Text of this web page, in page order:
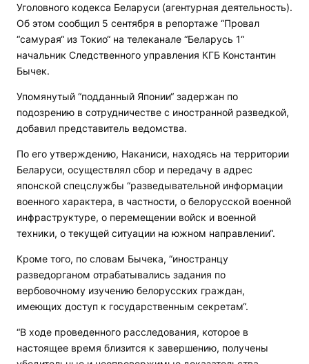
Уголовного кодекса Беларуси (агентурная деятельность).
Об этом сообщил 5 сентября в репортаже “Провал
“самурая“ из Токио“ на телеканале “Беларусь 1“
начальник Следственного управления КГБ Константин
Бычек.
Упомянутый “подданный Японии“ задержан по
подозрению в сотрудничестве с иностранной разведкой,
добавил представитель ведомства.
По его утверждению, Наканиси, находясь на территории
Беларуси, осуществлял сбор и передачу в адрес
японской спецслужбы “разведывательной информации
военного характера, в частности, о белорусской военной
инфраструктуре, о перемещении войск и военной
техники, о текущей ситуации на южном направлении“.
Кроме того, по словам Бычека, “иностранцу
разведорганом отрабатывались задания по
вербовочному изучению белорусских граждан,
имеющих доступ к государственным секретам“.
“В ходе проведенного расследования, которое в
настоящее время близится к завершению, получены